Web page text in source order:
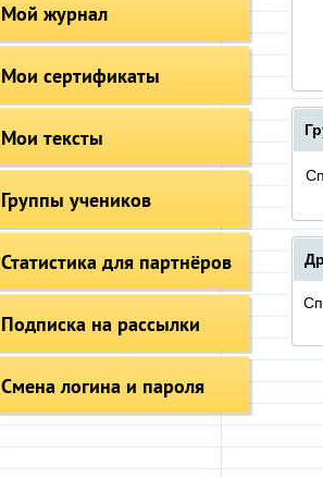
Мой журнал
Мои сертификаты
Мои тексты
Группы учеников
Статистика для партнёров
Подписка на рассылки
Смена логина и пароля